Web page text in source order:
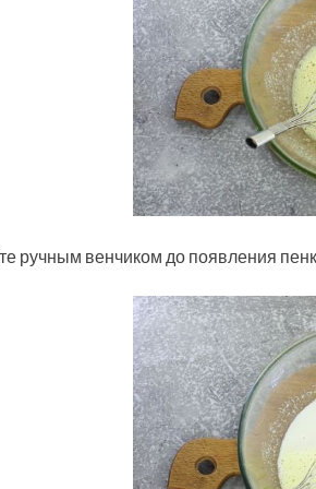
ручным венчиком до появления